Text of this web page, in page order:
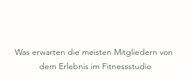
Was erwarten die meisten Mitgliedern von
dem Erlebnis im Fitnessstudio